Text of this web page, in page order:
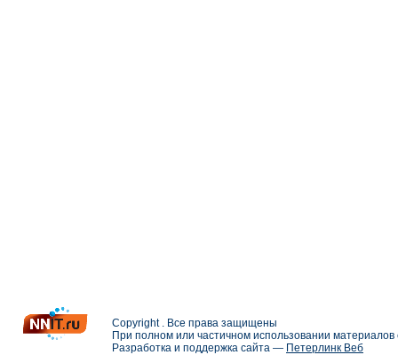
Copyright . Все права защищены
При полном или частичном использовании
Разработка и поддержка сайта — Петерлинк Веб